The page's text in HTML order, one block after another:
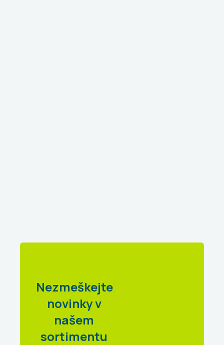
Nezmeškejte
novinky v
našem
sortimentu